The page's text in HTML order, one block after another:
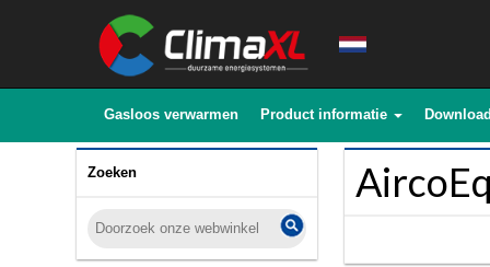
Gasloos verwarmen Product informatie
Zoeken